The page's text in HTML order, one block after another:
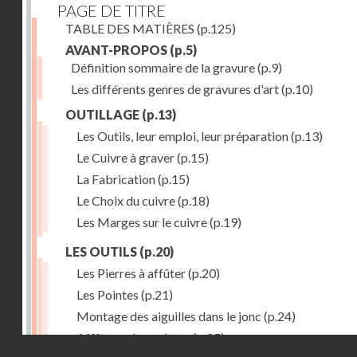
PAGE DE TITRE
TABLE DES MATIÈRES (p.125)
AVANT-PROPOS (p.5)
Définition sommaire de la gravure(p.9)
Les différents genres de gravures d'art(p.10)
OUTILLAGE (p.13)
Les Outils, leur emploi, leur préparation(p.13)
Le Cuivre à graver(p.15)
La Fabrication(p.15)
Le Choix du cuivre(p.18)
Les Marges sur le cuivre(p.19)
LES OUTILS (p.20)
Les Pierres à affûter(p.20)
Les Pointes (p.21)
Montage des aiguilles dans le jonc (p.24)
Affûtage des pointes(p.25)